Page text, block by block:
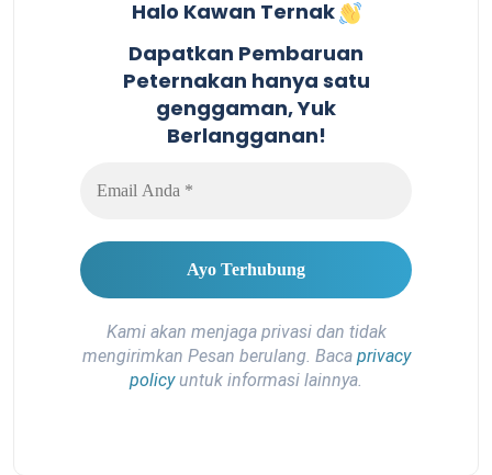
Halo Kawan Ternak
Dapatkan Pembaruan
Peternakan hanya satu
genggaman, Yuk
Berlangganan!
Kami akan menjaga privasi dan tidak
mengirimkan Pesan berulang. Baca privacy
policyuntuk informasi lainnya.